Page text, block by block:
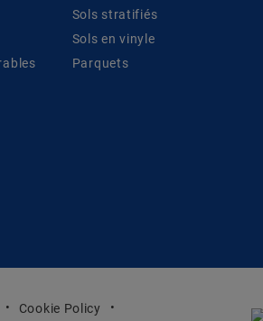
Sols stratifiés
Sols en vinyle
Parquets
Cookie Policy